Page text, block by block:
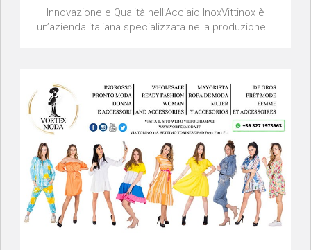
Innovazione e Qualità nell’Acciaio InoxVittinox è
un’azienda italiana specializzata nella produzione...